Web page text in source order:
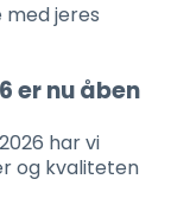
med jeres
er nu åben
har vi
og kvaliteten